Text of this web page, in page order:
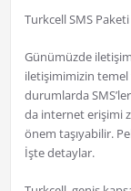
Turkcell SMS Paketi
Günümüzde
iletişimimizin temel
durumlarda
da internet erişimi
önem taşıyabilir.
İşte detaylar.